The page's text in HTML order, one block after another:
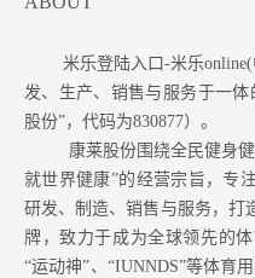
米乐登陆入口-米乐
发、生产、销售与服务于一
股份”，代码为830877）。
康莱股份围绕全民健身
就世界健康”的经营宗旨，专
研发、制造、销售与服务，打
牌，致力于成为全球领先的
“运动神”、“IUNNDS”等体育